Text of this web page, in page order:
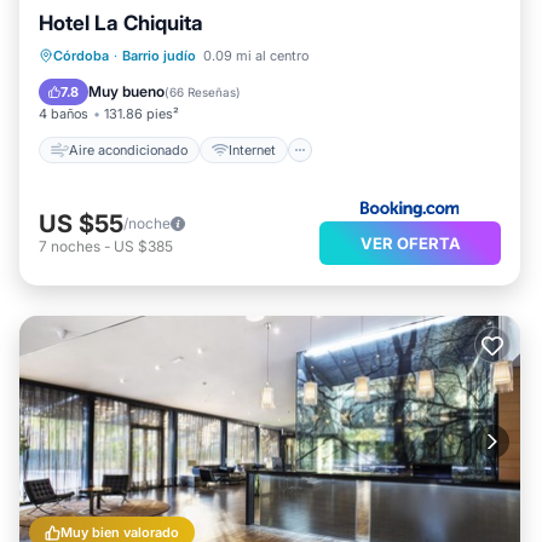
Hotel La Chiquita
Córdoba · Barrio judío 0.09 mi al centro
7.8 Muy bueno(66 Reseñas)
4 baños 131.86 pies²
Aire acondicionado Internet
Aire acondicionado
Deportes/Actividades
Seguridad/Protección
US $55/noche
7 noches - US $385 VER OFERTA
Muy bien valorado